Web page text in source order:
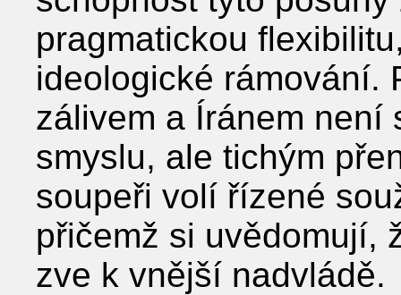
pragmatickou
ideologické rámování.
zálivem a Íránem není
smyslu, ale tichým
soupeři volí řízené
přičemž si uvědomují,
zve k vnější nadvládě.